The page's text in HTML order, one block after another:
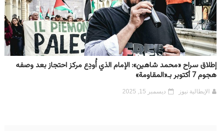
إطلاق سراح «محمد شاهين»: الإمام الذي أُودِع مركز احتجاز بعد وصفه
هجوم 7 أكتوبر بـ«المقاومة»
الإيطالية نيوز ديسمبر 15, 2025